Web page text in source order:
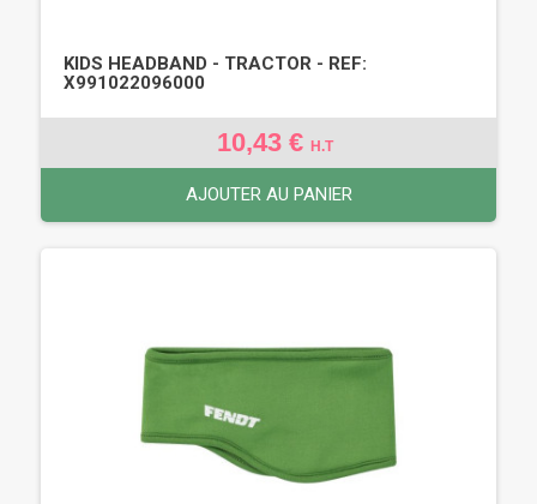
KIDS HEADBAND - TRACTOR - REF:
X991022096000
10,43 € H.T
AJOUTER AU PANIER